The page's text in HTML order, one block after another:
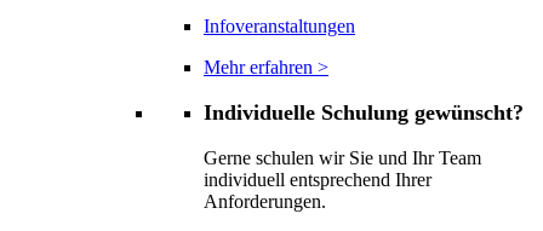
Infoveranstaltungen
Mehr erfahren >
Individuelle Schulung gewünscht?
Gerne schulen wir Sie und Ihr Team
individuell entsprechend Ihrer
Anforderungen.